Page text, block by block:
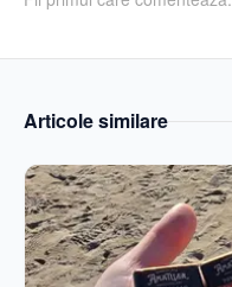
Articole similare